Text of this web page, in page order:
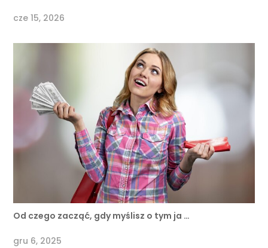
cze 15, 2026
Od czego zacząć, gdy myślisz o tym ja …
gru 6, 2025